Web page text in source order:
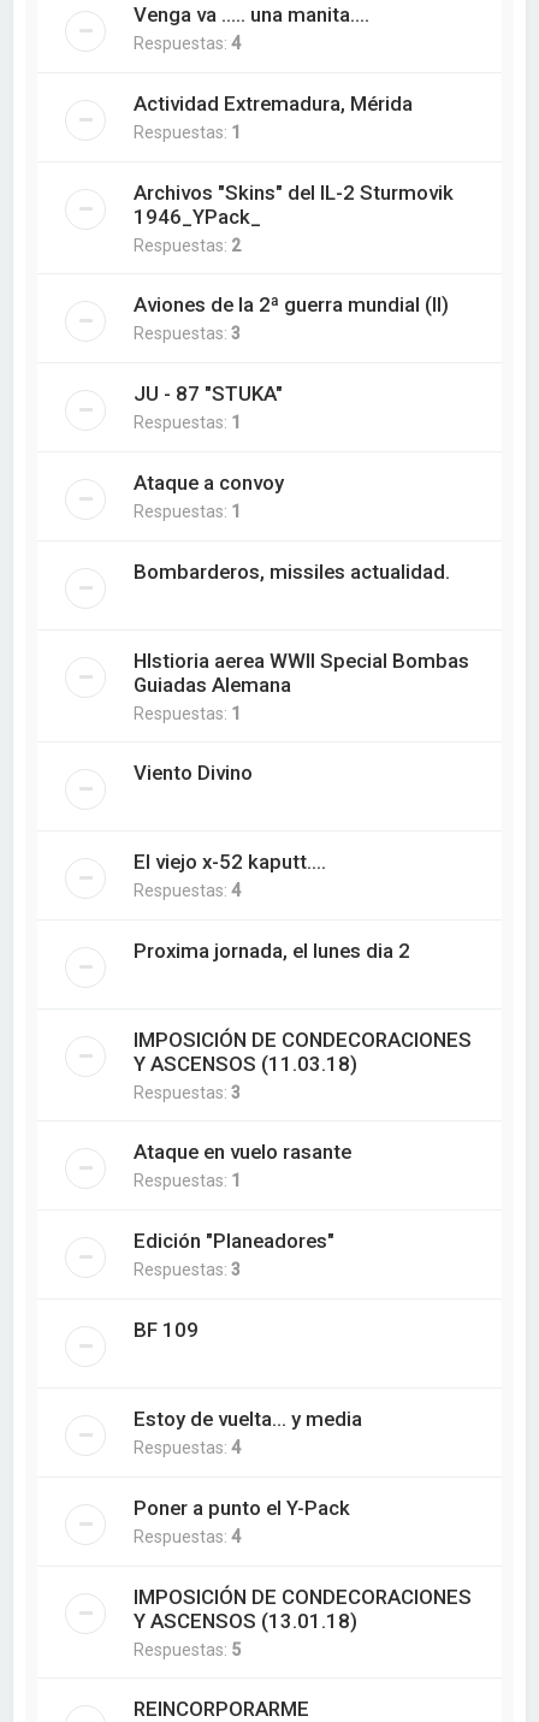
Venga va ..... una manita....
Respuestas:4
Actividad Extremadura, Mérida
Respuestas: 1
Archivos "Skins" del IL-2 Sturmovik
1946_YPack_
Respuestas: 2
Aviones de la 2ª guerra mundial (II)
Respuestas:3
JU - 87 "STUKA"
Respuestas: 1
Ataque a convoy
Respuestas: 1
Bombarderos, missiles actualidad.
HIstioria aerea WWII Special Bombas
Guiadas Alemana
Respuestas: 1
Viento Divino
El viejo x-52 kaputt....
Respuestas:4
Proxima jornada, el lunes dia 2
IMPOSICIÓN DE CONDECORACIONES
Y ASCENSOS (11.03.18)
Respuestas:3
Ataque en vuelo rasante
Respuestas: 1
Edición "Planeadores"
Respuestas:3
BF 109
Estoy de vuelta... y media
Respuestas:4
Poner a punto el Y-Pack
Respuestas:4
IMPOSICIÓN DE CONDECORACIONES
Y ASCENSOS (13.01.18)
Respuestas: 5
REINCORPORARME